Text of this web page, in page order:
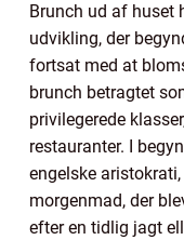
Brunch ud af huset
udvikling, der
fortsat med at
brunch betragtet
privilegerede
restauranter. I
engelske
morgenmad, der
efter en tidlig jagt